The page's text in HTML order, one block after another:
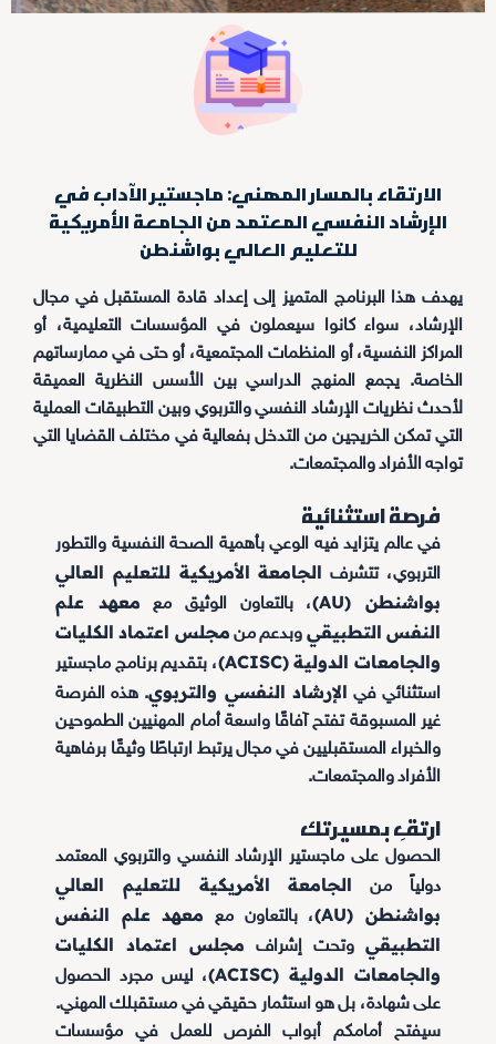
الارتقاء بالمسار المهني: ماجستير الآداب في
الإرشاد النفسي المعتمد من الجامعة الأمريكية
للتعليم العالي بواشنطن
يهدف هذا البرنامج المتميز إلى إعداد قادة المستقبل في مجال
الإرشاد، سواء كانوا سيعملون في المؤسسات التعليمية، أو
المراكز النفسية، أو المنظمات المجتمعية، أو حتى في ممارساتهم
الخاصة. يجمع المنهج الدراسي بين الأسس النظرية العميقة
لأحدث نظريات الإرشاد النفسي والتربوي وبين التطبيقات العملية
التي تمكن الخريجين من التدخل بفعالية في مختلف القضايا التي
تواجه الأفراد والمجتمعات.
فرصة استثنائية
في عالم يتزايد فيه الوعي بأهمية الصحة النفسية والتطور
التربوي، تتشرف الجامعة الأمريكية للتعليم العالي
بواشنطن (AU)
، بالتعاون الوثيق مع معهد علم
النفس التطبيقي وبدعم من مجلس اعتماد الكليات
والجامعات الدولية (ACISC)
، بتقديم برنامج ماجستير
استثنائي في الإرشاد النفسي والتربوي. هذه الفرصة
غير المسبوقة تفتح آفاقًا واسعة أمام المهنيين الطموحين
والخبراء المستقبليين في مجال يرتبط ارتباطًا وثيقًا برفاهية
الأفراد والمجتمعات.
ارتقِ بمسيرتك
الحصول على ماجستير الإرشاد النفسي والتربوي المعتمد
دولياً من الجامعة الأمريكية للتعليم العالي
بواشنطن (AU)
، بالتعاون مع معهد علم النفس
التطبيقي وتحت إشراف مجلس اعتماد الكليات
والجامعات الدولية (ACISC)
، ليس مجرد الحصول
على شهادة، بل هو استثمار حقيقي في مستقبلك المهني.
سيفتح أمامكم أبواب الفرص للعمل في مؤسسات